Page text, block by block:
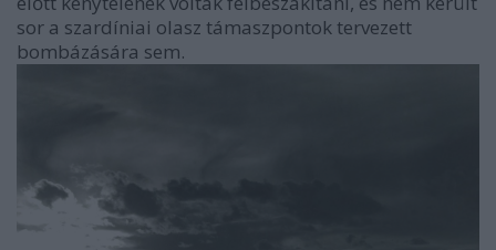
sor a szardíniai olasz támaszpontok tervezett
bombázására sem.